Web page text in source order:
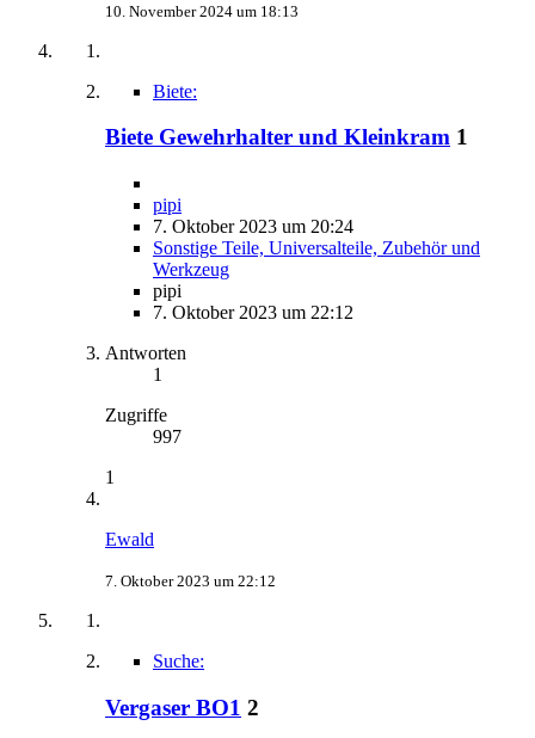
10. November 2024 um 18:13
Biete:
Biete Gewehrhalter und Kleinkram 1
pipi
7. Oktober 2023 um 20:24
Sonstige Teile, Universalteile, Zubehör und
Werkzeug
pipi
7. Oktober 2023 um 22:12
Antworten
1
Zugriffe
997
1
Ewald
7. Oktober 2023 um 22:12
Suche:
Vergaser BO1 2